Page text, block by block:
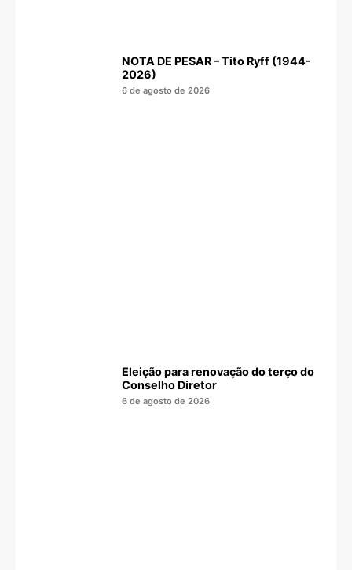
NOTA DE PESAR – Tito Ryff (1944-
2026)
6 de agosto de 2026
Eleição para renovação do terço do
Conselho Diretor
6 de agosto de 2026